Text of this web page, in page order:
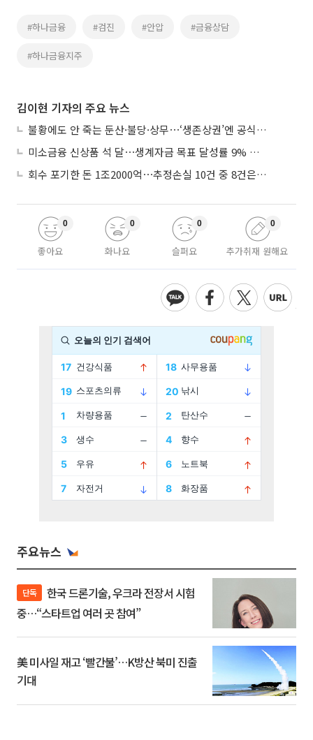
#하나금융 #검진 #안압 #금융상담
#하나금융지주
김이현 기자의 주요 뉴스
불황에도 안 죽는 둔산·불당·상무⋯‘생존상권’엔 공식 있었다
미소금융 신상품 석 달⋯생계자금 목표 달성률 9% 그쳐
회수 포기한 돈 1조2000억⋯추정손실 10건 중 8건은 기업대출
좋아요
0
화나요
0
슬퍼요
0
추가취재 원해요
0
주요뉴스
단독
중…“스타트업 여러 곳 참여”
美 미사일 재고 ‘빨간불’…K방산 북미 진출
기대